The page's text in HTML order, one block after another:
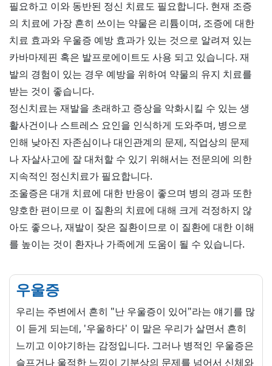
필요하고 이와 동반된 정신 치료도 필요합니다. 현재 조증
의 치료에 가장 흔히 쓰이는 약물은 리튬이며, 조증에 대한
치료 효과와 우울증 예방 효과가 있는 것으로 알려져 있는
카바마제핀 혹은 발프로에이트도 사용 되고 있습니다. 재
발의 경험이 있는 경우 예방을 위하여 약물의 유지 치료를
받는 것이 좋습니다.
정신치료는 재발을 초래하고 증상을 악화시킬 수 있는 생
활사건이나 스트레스 요인을 인식하게 도와주며, 병으로
인해 낮아진 자존심이나 대인관계의 문제, 직업상의 문제
나 자살사고에 잘 대처할 수 있기 위해서는 전문의에 의한
지속적인 정신치료가 필요합니다.
조울증은 대개 치료에 대한 반응이 좋으며 병의 경과 또한
양호한 편이므로 이 질환의 치료에 대해 크게 걱정하지 않
아도 좋으나, 재발이 잦은 질환이므로 이 질환에 대한 이해
를 높이는 것이 환자나 가족에게 도움이 될 수 있습니다.
우울증
우리는 주변에서 흔히 "난 우울증이 있어"라는 얘기를 많
이 듣게 되는데, '우울하다' 이 말은 우리가 살면서 흔히
느끼고 이야기하는 감정입니다. 그러나 병적인 우울증은
슬프거나 울적한 느낌이 기분상의 문제를 넘어서 신체와